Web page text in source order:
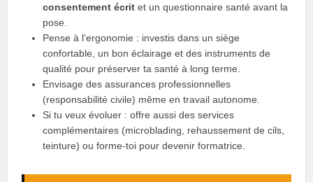
consentement écrit et un questionnaire santé avant la
pose.
Pense à l’ergonomie : investis dans un siège
confortable, un bon éclairage et des instruments de
qualité pour préserver ta santé à long terme.
Envisage des assurances professionnelles
(responsabilité civile) même en travail autonome.
Si tu veux évoluer : offre aussi des services
complémentaires (microblading, rehaussement de cils,
teinture) ou forme-toi pour devenir formatrice.